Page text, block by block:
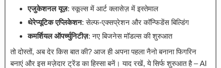
एजुकेशनल यूज़: स्कूल्स में आर्ट क्लासेज़ में इस्तेमाल
थेरेप्यूटिक एप्लिकेशन: सेल्फ-एक्सप्रेशन और कॉन्फिडेंस बिल्डिंग
कमर्शियल ऑपर्च्युनिटीज़: नए बिजनेस मॉडल्स की शुरुआत
तो दोस्तों, अब देर किस बात की? आज ही अपना पहला नैनो बनाना फिगरिन
बनाएं और इस मज़ेदार ट्रेंड का हिस्सा बनें। याद रखें, ये सिर्फ शुरुआत है – AI